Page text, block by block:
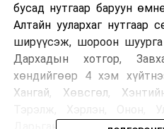
бусад нутгаар баруун
Алтайн уулархаг нутгаар
ширүүсэж, шороон
Дархадын хотгор,
хөндийгөөр 4 хэм
Хангай, Хөвсгөл,
Дарьгангын тал нутгаар